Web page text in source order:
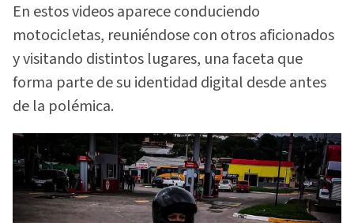
En estos videos aparece conduciendo
motocicletas, reuniéndose con otros aficionados
y visitando distintos lugares, una faceta que
forma parte de su identidad digital desde antes
de la polémica.